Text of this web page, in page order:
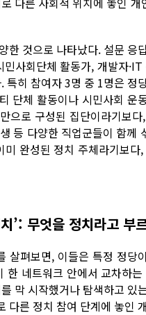
한 것으로 나타났다. 설문 응
사회단체 활동가, 개발자
특히 참여자 3명 중 1명은
단체 활동이나 시민사회 운
로 구성된 집단이라기보
등 다양한 직업군들이 함께
완성된 정치 주체라기보다
’: 무엇을 정치라고 부
펴보면, 이들은 특정 정당
네트워크 안에서 교차하
막 시작했거나 탐색하고
다른 정치 참여 단계에 놓인